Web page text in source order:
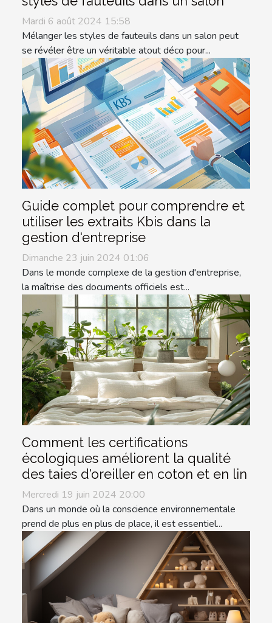
Mardi 6 août 2024 15:58
Mélanger les styles de fauteuils dans un salon peut
se révéler être un véritable atout déco pour...
Guide complet pour comprendre et
utiliser les extraits Kbis dans la
gestion d'entreprise
Dimanche 23 juin 2024 01:06
Dans le monde complexe de la gestion d'entreprise,
la maîtrise des documents officiels est...
Comment les certifications
écologiques améliorent la qualité
des taies d'oreiller en coton et en lin
Mercredi 19 juin 2024 20:00
Dans un monde où la conscience environnementale
prend de plus en plus de place, il est essentiel...